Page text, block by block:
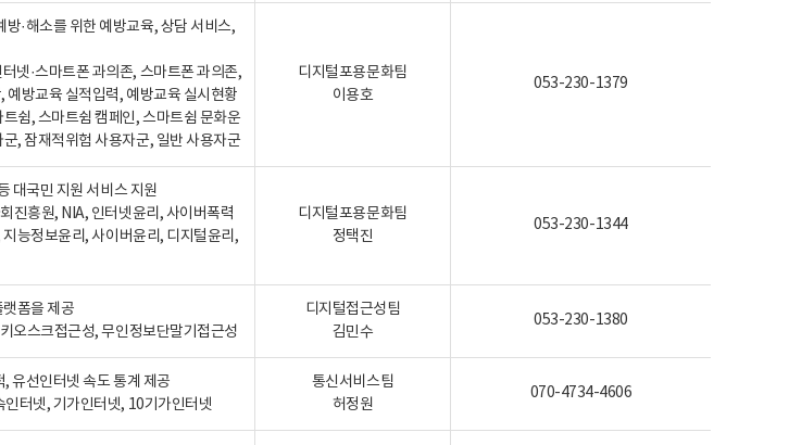
·해소를 위한 예방교육, 상담 서비스,
넷·스마트폰 과의존, 스마트폰 과의존,
방교육 실적입력, 예방교육 실시현황
쉼, 스마트쉼 캠페인, 스마트쉼 문화운
, 잠재적위험 사용자군, 일반 사용자군
디지털포용문화팀
이용호
053-230-1379
대국민 지원 서비스 지원
진흥원, NIA, 인터넷윤리, 사이버폭력
능정보윤리, 사이버윤리, 디지털윤리,
디지털포용문화팀
정택진
053-230-1344
폼을 제공
오스크접근성, 무인정보단말기접근성
디지털접근성팀
김민수
053-230-1380
유선인터넷 속도 통계 제공
터넷, 기가인터넷, 10기가인터넷
통신서비스팀
허정원
070-4734-4606